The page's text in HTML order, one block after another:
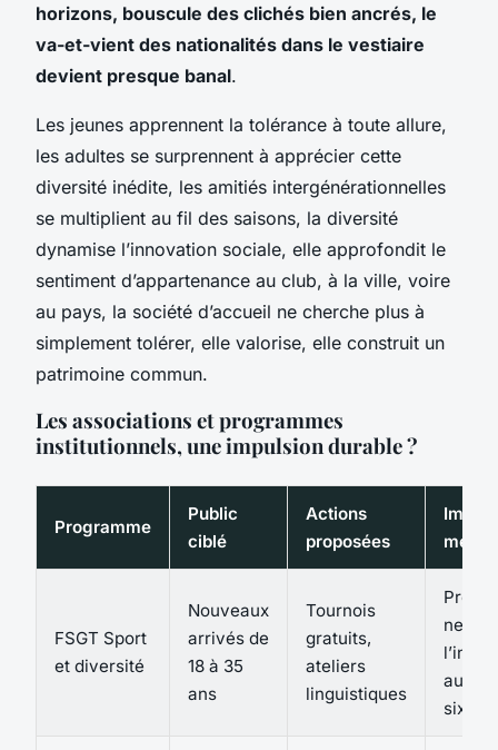
horizons, bouscule des clichés bien ancrés, le
va-et-vient des nationalités dans le vestiaire
devient presque banal.
Les jeunes apprennent la tolérance à toute allure,
les adultes se surprennent à apprécier cette
diversité inédite, les amitiés intergénérationnelles
se multiplient au fil des saisons, la diversité
dynamise l’innovation sociale, elle approfondit le
sentiment d’appartenance au club, à la ville, voire
au pays, la société d’accueil ne cherche plus à
simplement tolérer, elle valorise, elle construit un
patrimoine commun.
Les associations et programmes
institutionnels, une impulsion durable ?
Programme
Public
ciblé
Actions
proposées
FSGT Sport
et diversité
Nouveaux
arrivés de
18 à 35
ans
Tournois
gratuits,
ateliers
linguistiques
nette
au
six